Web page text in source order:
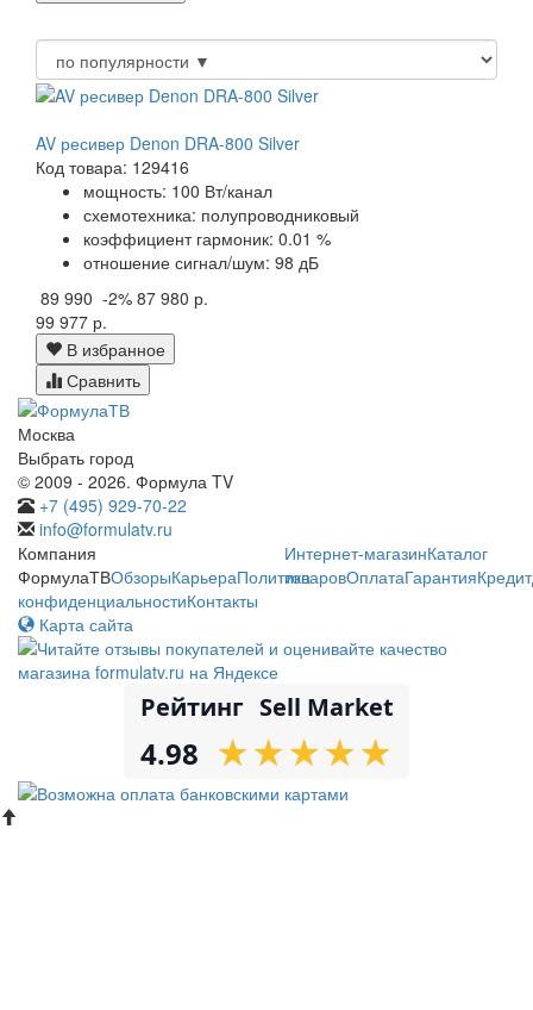
AV ресивер Denon DRA-800 Silver
Код товара: 129416
мощность: 100 Вт/канал
схемотехника: полупроводниковый
коэффициент гармоник: 0.01 %
отношение сигнал/шум: 98 дБ
89 990 -2% 87 980 р.
99 977 р.
В избранное
Сравнить
Москва
Выбрать город
© 2009 - 2026. Формула TV
+7 (495) 929-70-22
info@formulatv.ru
Компания
ФормулаТВОбзорыКарьераПолитика
конфиденциальностиКонтакты
Интернет-магазинКаталог
товаровОплатаГарантияКредит
Карта сайта
Рейтинг Sell Market
4.98 ★
★★
★★
★★
★★
★